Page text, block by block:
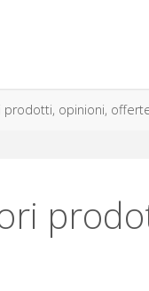
prodotti, opinioni,